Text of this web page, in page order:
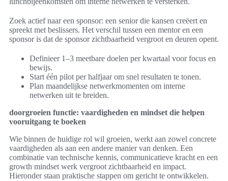
Zoek actief naar een sponsor: een senior die kansen creëert en
spreekt met beslissers. Het verschil tussen een mentor en een
sponsor is dat de sponsor zichtbaarheid vergroot en deuren opent.
Definieer 1–3 meetbare doelen per kwartaal voor focus en
bewijs.
Start één pilot per halfjaar om snel resultaten te tonen.
Plan maandelijkse netwerkmomenten om interne
netwerken uit te breiden.
doorgroeien functie: vaardigheden en mindset die helpen
vooruitgang te boeken
Wie binnen de huidige rol wil groeien, werkt aan zowel concrete
vaardigheden als aan een andere manier van denken. Een
combinatie van technische kennis, communicatieve kracht en een
growth mindset werk vergroot zichtbaarheid en impact.
Hieronder staan praktische stappen om gericht te ontwikkelen.